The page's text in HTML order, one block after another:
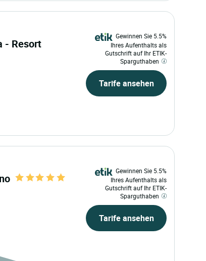
- Resort
Gewinnen Sie 5.5%
Ihres Aufenthalts als
Gutschrift auf Ihr ETIK-
Sparguthaben
Tarife ansehen
Gewinnen Sie 5.5%
Ihres Aufenthalts als
Gutschrift auf Ihr ETIK-
Sparguthaben
Tarife ansehen